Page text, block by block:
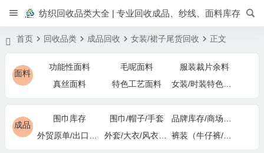
纺织回收品类大全 | 专业回收成品、纱线、面料库存
首页 回收品类 成品回收 女装/裙子尾货回收 正文
面料
功能性面料 毛呢面料
服装裁片余料
真丝面料
特色工艺面料
成品
围巾库存 围巾/帽子/手套